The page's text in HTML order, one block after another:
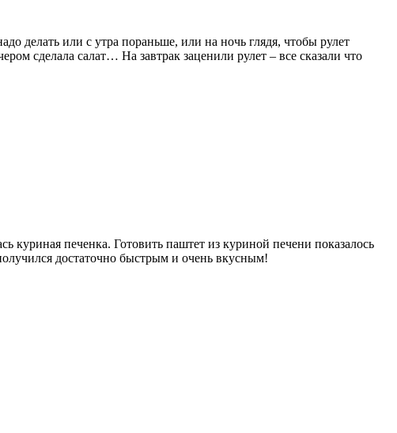
делать или с утра пораньше, или на ночь глядя, чтобы рулет
сделала салат… На завтрак заценили рулет – все сказали что
куриная печенка. Готовить паштет из куриной печени показалось
достаточно быстрым и очень вкусным!